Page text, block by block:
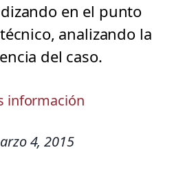
en el punto
analizando la
del caso.
información
4, 2015